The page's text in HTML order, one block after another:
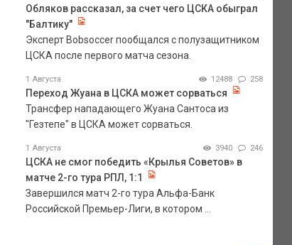
Обляков рассказал, за счет чего ЦСКА обыграл
"Балтику"
Эксперт Bobsoccer пообщался с полузащитником
ЦСКА после первого матча сезона.
1 Августа 12488 258
Переход Жуана в ЦСКА может сорваться
Трансфер нападающего Жуана Сантоса из
"Гезтепе" в ЦСКА может сорваться.
1 Августа 3940 246
ЦСКА не смог победить «Крылья Советов» в
матче 2-го тура РПЛ, 1:1
Завершился матч 2-го тура Альфа-Банк
Российской Премьер-Лиги, в котором ...